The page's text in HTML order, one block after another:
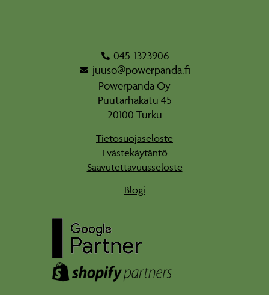
045-1323906
juuso@powerpanda.fi
Powerpanda Oy
Puutarhakatu 45
20100 Turku
Tietosuojaseloste
Evästekäytäntö
Saavutettavuusseloste
Blogi